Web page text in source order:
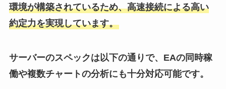
環境が構築されているため、高速接続による高い
約定力を実現しています。
サーバーのスペックは以下の通りで、EAの同時稼
働や複数チャートの分析にも十分対応可能です。